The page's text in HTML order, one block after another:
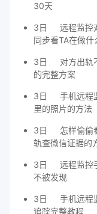
30天
3日
远程监控
同步看TA在做什
3日
对方出轨
的完整方案
3日
手机远程
里的照片的方法
3日
怎样偷偷
轨查微信证据的
3日
远程监控
不被发现
3日
手机远程
追踪完整教程